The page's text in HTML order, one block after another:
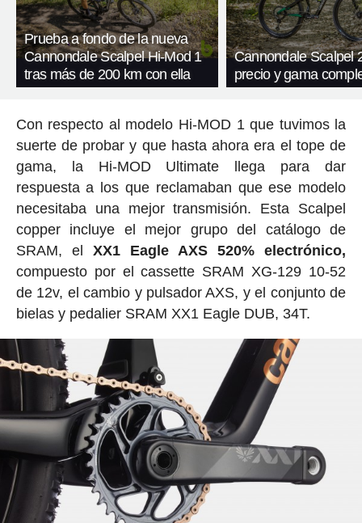
Prueba a fondo de la nueva
Cannondale Scalpel Hi-Mod 1
tras más de 200 km con ella
Cannondale Scalpel
precio y gama
Con respecto al modelo Hi-MOD 1 que tuvimos la
suerte de probar y que hasta ahora era el tope de
gama, la Hi-MOD Ultimate llega para dar
respuesta a los que reclamaban que ese modelo
necesitaba una mejor transmisión. Esta Scalpel
copper incluye el mejor grupo del catálogo de
SRAM, el XX1 Eagle AXS 520% electrónico,
compuesto por el cassette SRAM XG-129 10-52
de 12v, el cambio y pulsador AXS, y el conjunto de
bielas y pedalier SRAM XX1 Eagle DUB, 34T.